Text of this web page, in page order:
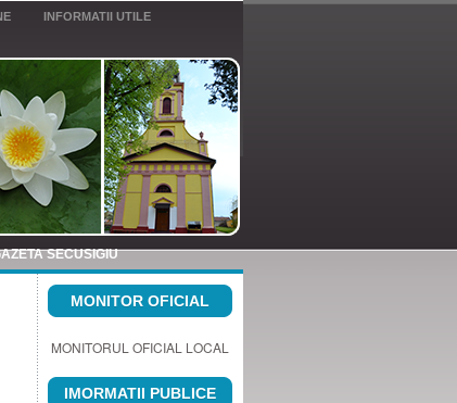
INFORMATII UTILE
SECUSIGIU
MONITOR OFICIAL
MONITORUL OFICIAL LOCAL
IMORMATII PUBLICE